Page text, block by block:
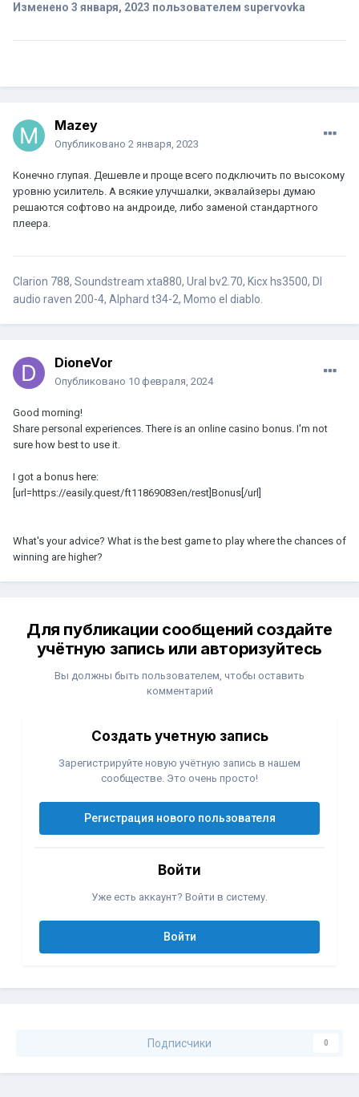
Изменено 3 января, 2023 пользователем supervovka
Mazey
Опубликовано 2 января, 2023
Конечно глупая. Дешевле и проще всего подключить по высокому
уровню усилитель. А всякие улучшалки, эквалайзеры думаю
решаются софтово на андроиде, либо заменой стандартного
плеера.
Clarion 788, Soundstream xta880, Ural bv2.70, Kicx hs3500, Dl
audio raven 200-4, Alphard t34-2, Momo el diablo.
DioneVor
Опубликовано 10 февраля, 2024
Good morning!
Share personal experiences. There is an online casino bonus. I'm not
sure how best to use it.
I got a bonus here:
[url=https://easily.quest/ft11869083en/rest]Bonus[/url]
What's your advice? What is the best game to play where the chances of
winning are higher?
Для публикации сообщений создайте
учётную запись или авторизуйтесь
Вы должны быть пользователем, чтобы оставить
комментарий
Создать учетную запись
Зарегистрируйте новую учётную запись в нашем
сообществе. Это очень просто!
Регистрация нового пользователя
Войти
Уже есть аккаунт? Войти в систему.
Войти
Подписчики 0